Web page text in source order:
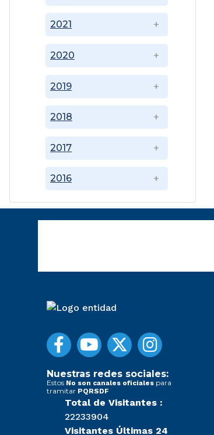
2016
2017
2018
2019
2020
2021
Nuestras redes sociales:
Estos No son canales oficiales para
tramitar PQRSDF
Total de Visitantes :
22233904
Visitantes Últimas 24